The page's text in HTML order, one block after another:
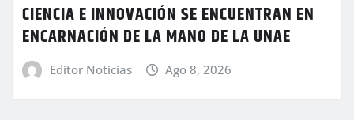
CIENCIA E INNOVACIÓN SE ENCUENTRAN EN
ENCARNACIÓN DE LA MANO DE LA UNAE
Editor Noticias Ago 8, 2026